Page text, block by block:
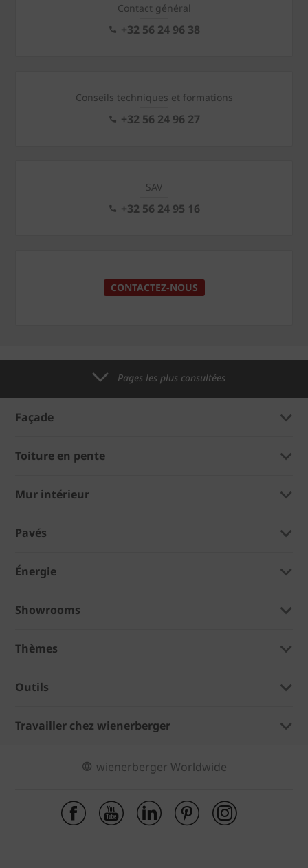
Contact général
+32 56 24 96 38
Conseils techniques et formations
+32 56 24 96 27
SAV
+32 56 24 95 16
CONTACTEZ-NOUS
Pages les plus consultées
Façade
Toiture en pente
Mur intérieur
Pavés
Énergie
Showrooms
Thèmes
Outils
Travailler chez wienerberger
wienerberger Worldwide